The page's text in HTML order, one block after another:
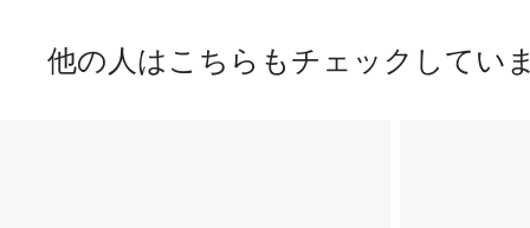
他の人はこちらもチェックしてい